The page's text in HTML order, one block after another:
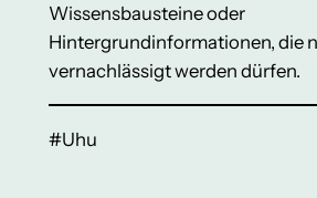
Wissensbausteine oder
Hintergrundinformationen, die
vernachlässigt werden dürfen.
#Uhu